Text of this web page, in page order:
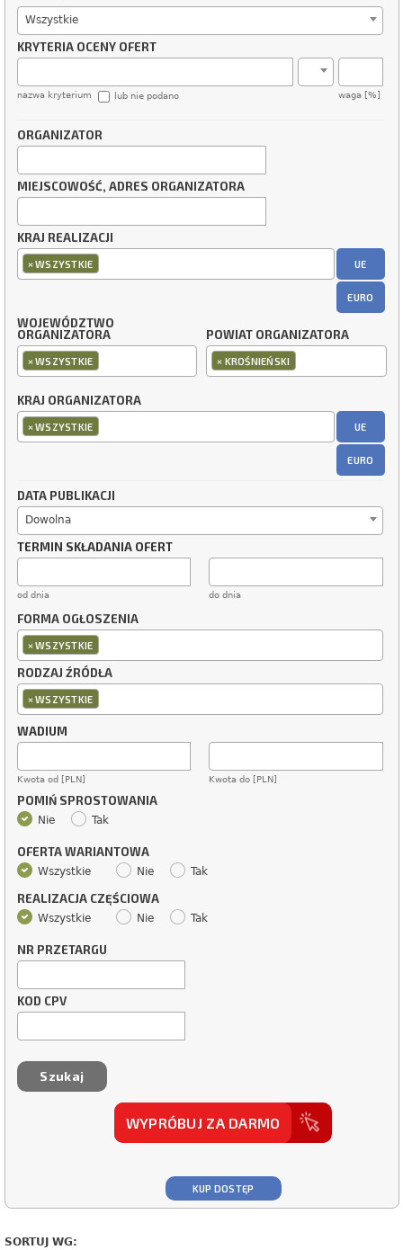
Wszystkie
KRYTERIA OCENY OFERT
nazwa kryterium waga [%]
lub nie podano
ORGANIZATOR
MIEJSCOWOŚĆ, ADRES ORGANIZATORA
KRAJ REALIZACJI
×WSZYSTKIE UE
EURO
WOJEWÓDZTWO
ORGANIZATORA
×WSZYSTKIE
POWIAT ORGANIZATORA
× KROŚNIEŃSKI
KRAJ ORGANIZATORA
×WSZYSTKIE UE
EURO
DATA PUBLIKACJI
Dowolna
TERMIN SKŁADANIA OFERT
od dnia do dnia
FORMA OGŁOSZENIA
×WSZYSTKIE
RODZAJ ŹRÓDŁA
×WSZYSTKIE
WADIUM
Kwota od [PLN] Kwota do [PLN]
POMIŃ SPROSTOWANIA
Nie Tak
OFERTA WARIANTOWA
Wszystkie Nie Tak
REALIZACJA CZĘŚCIOWA
Wszystkie Nie Tak
NR PRZETARGU
KOD CPV
WYPRÓBUJ ZA DARMO
KUP DOSTĘP
SORTUJ WG: